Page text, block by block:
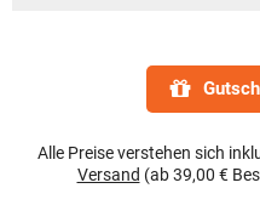
Alle Preise verstehen sich
Versand (ab 39,00 €